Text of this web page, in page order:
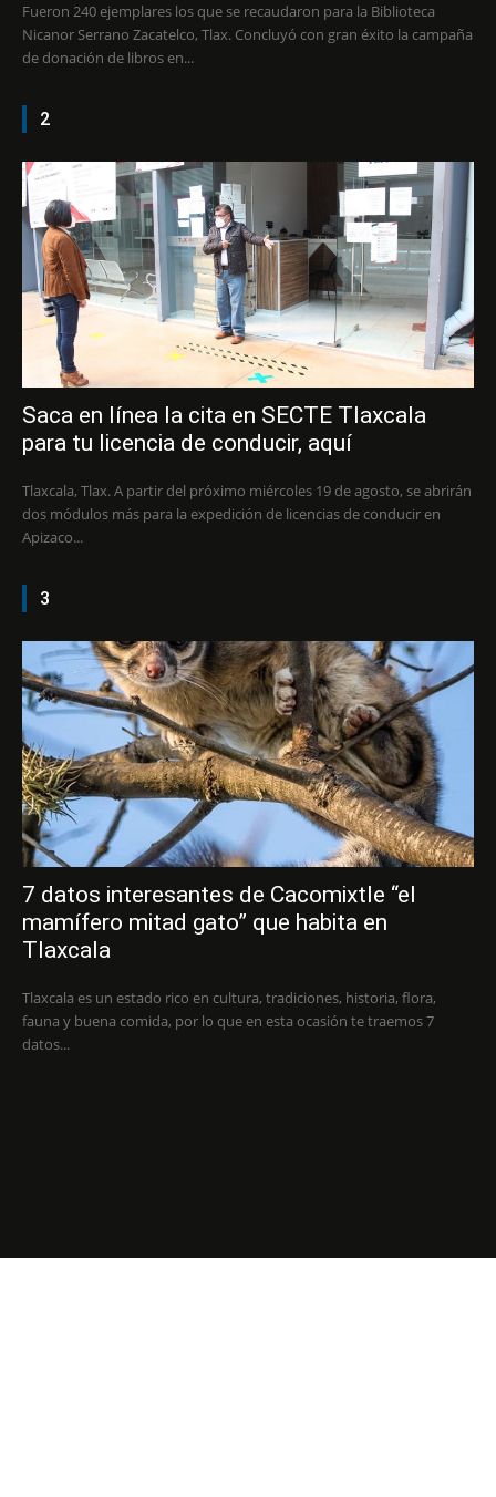
Fueron 240 ejemplares los que se recaudaron para la Biblioteca
Nicanor Serrano Zacatelco, Tlax. Concluyó con gran éxito la campaña
de donación de libros en...
2
Saca en línea la cita en SECTE Tlaxcala
para tu licencia de conducir, aquí
Tlaxcala, Tlax. A partir del próximo miércoles 19 de agosto, se abrirán
dos módulos más para la expedición de licencias de conducir en
Apizaco...
3
7 datos interesantes de Cacomixtle “el
mamífero mitad gato” que habita en
Tlaxcala
Tlaxcala es un estado rico en cultura, tradiciones, historia, flora,
fauna y buena comida, por lo que en esta ocasión te traemos 7
datos...